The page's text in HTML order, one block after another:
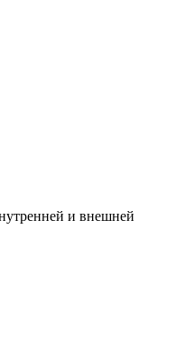
и внешней